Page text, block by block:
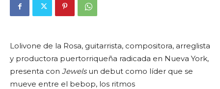
Lolivone de la Rosa, guitarrista, compositora, arreglista
y productora puertorriqueña radicada en Nueva York,
presenta con Jewelsun debut como líder que se
mueve entre el bebop, los ritmos